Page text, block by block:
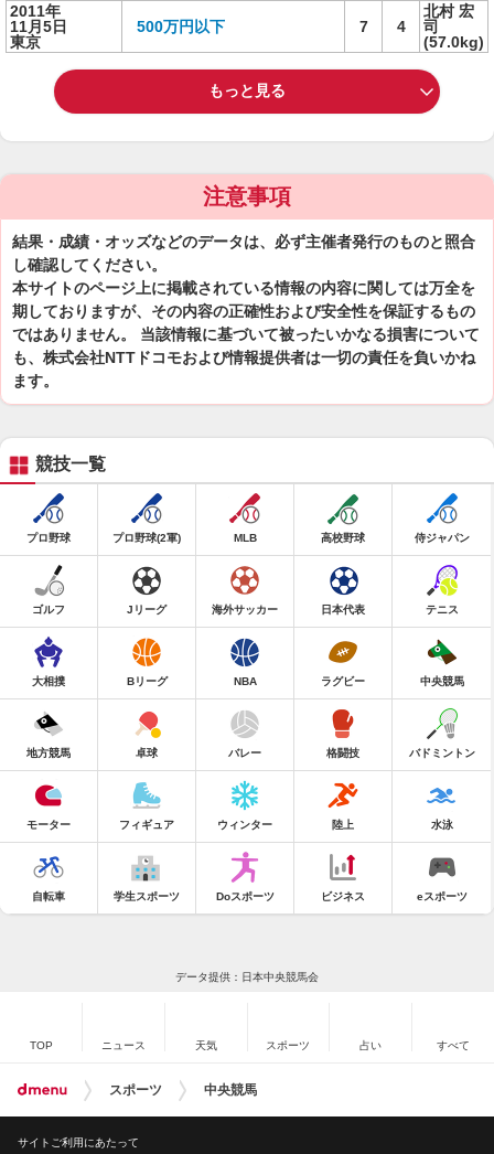
2011年
11月5日
東京
500万円以下 7 4
北村 宏
司
(57.0kg)
もっと見る
注意事項
結果・成績・オッズなどのデータは、必ず主催者発行のものと照合
し確認してください。
本サイトのページ上に掲載されている情報の内容に関しては万全を
期しておりますが、その内容の正確性および安全性を保証するもの
ではありません。 当該情報に基づいて被ったいかなる損害について
も、株式会社NTTドコモおよび情報提供者は一切の責任を負いかね
ます。
競技一覧
プロ野球 プロ野球(2軍) MLB 高校野球 侍ジャパン
ゴルフ Jリーグ 海外サッカー 日本代表 テニス
大相撲 Bリーグ NBA ラグビー 中央競馬
地方競馬 卓球 バレー 格闘技 バドミントン
モーター フィギュア ウィンター 陸上 水泳
自転車 学生スポーツ Doスポーツ ビジネス eスポーツ
データ提供：日本中央競馬会
TOP ニュース 天気 スポーツ 占い すべて
スポーツ 中央競馬
サイトご利用にあたって